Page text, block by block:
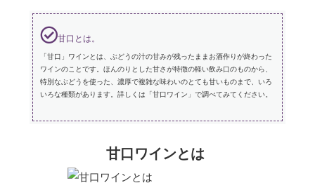
甘口とは。
「甘口」ワインとは、ぶどうの汁の甘みが残ったままお酒作りが終わった
ワインのことです。ほんのりとした甘さが特徴の軽い飲み口のものから、
特別なぶどうを使った、濃厚で複雑な味わいのとても甘いものまで、いろ
いろな種類があります。詳しくは「甘口ワイン」で調べてみてください。
甘口ワインとは